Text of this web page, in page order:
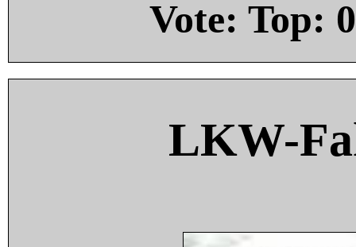
Vote: Top: 0
LKW-